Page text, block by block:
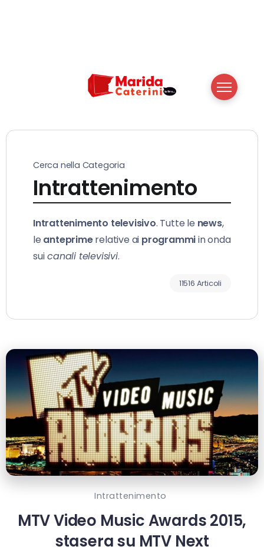
Cerca nella Categoria
Intrattenimento
Intrattenimento televisivo. Tutte le news,
le anteprimerelative ai programmiin onda
suicanali televisivi.
11516 Articoli
Intrattenimento
MTV Video Music Awards 2015,
stasera su MTV Next